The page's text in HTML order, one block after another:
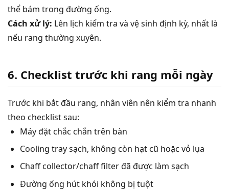
thể bám trong đường ống.
Cách xử lý: Lên lịch kiểm tra và vệ sinh định kỳ, nhất là
nếu rang thường xuyên.
6. Checklist trước khi rang mỗi ngày
Trước khi bắt đầu rang, nhân viên nên kiểm tra nhanh
theo checklist sau:
Máy đặt chắc chắn trên bàn
Cooling tray sạch, không còn hạt cũ hoặc vỏ lụa
Chaff collector/chaff filter đã được làm sạch
Đường ống hút khói không bị tuột